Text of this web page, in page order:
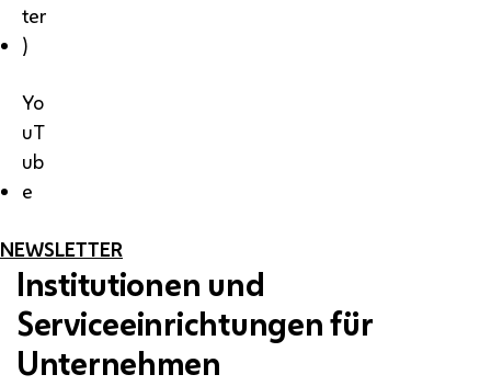
ter
)
Yo
uT
ub
e
NEWSLETTER
Institutionen und
Serviceeinrichtungen für
Unternehmen